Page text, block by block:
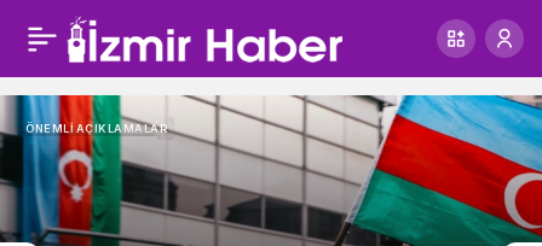
ÖNEMLI AÇIKLAMALAR